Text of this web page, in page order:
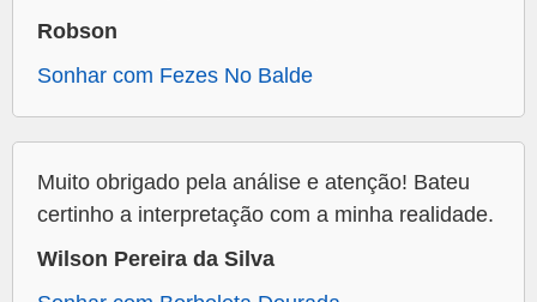
Robson
Sonhar com Fezes No Balde
Muito obrigado pela análise e atenção! Bateu
certinho a interpretação com a minha realidade.
Wilson Pereira da Silva